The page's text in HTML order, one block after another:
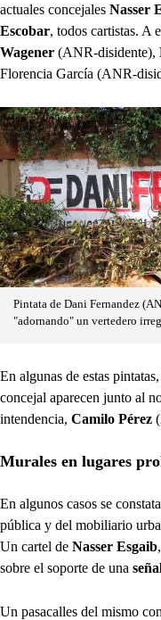
actuales concejales Nasser
Escobar, todos cartistas. A
Wagener (ANR-disidente),
Florencia García (ANR-
Pintata de Dani Fernandez
"adornando" un vertedero
En algunas de estas
concejal aparecen junto al
intendencia, Camilo Pérez
Murales en lugares
En algunos casos se
pública y del mobiliario
Un cartel de Nasser Esgaib
sobre el soporte de una
Un pasacalles del mismo